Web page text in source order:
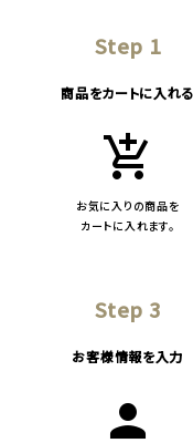
Step 1
商品をカートに入れる
add_shopping_cart
お気に入りの商品を
カートに入れます。
Step 3
お客様情報を入力
person